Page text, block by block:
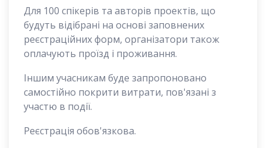
Для 100 спікерів та авторів проектів, що
будуть відібрані на основі заповнених
реєстраційних форм, організатори також
оплачують проїзд і проживання.
Іншим учасникам буде запропоновано
самостійно покрити витрати, пов'язані з
участю в події.
Реєстрація обов'язкова.